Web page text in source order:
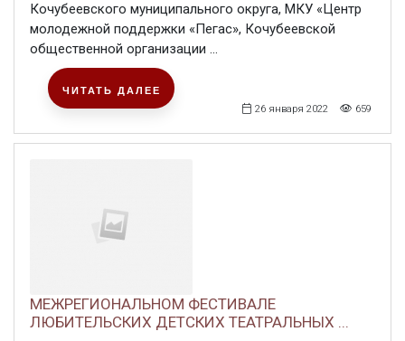
Кочубеевского муниципального округа, МКУ «Центр
молодежной поддержки «Пегас», Кочубеевской
общественной организации ...
26 января 2022 659
ЧИТАТЬ ДАЛЕЕ
МЕЖРЕГИОНАЛЬНОМ ФЕСТИВАЛЕ
ЛЮБИТЕЛЬСКИХ ДЕТСКИХ ТЕАТРАЛЬНЫХ ...